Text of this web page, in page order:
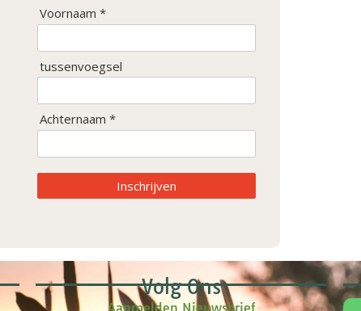
Voornaam *
tussenvoegsel
Achternaam *
Inschrijven
Volg Ons